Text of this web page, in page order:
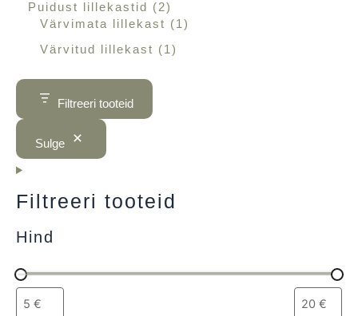
Puidust lillekastid
2
Värvimata lillekast
1
Värvitud lillekast
1
Filtreeri tooteid
Sulge
Filtreeri tooteid
Hind